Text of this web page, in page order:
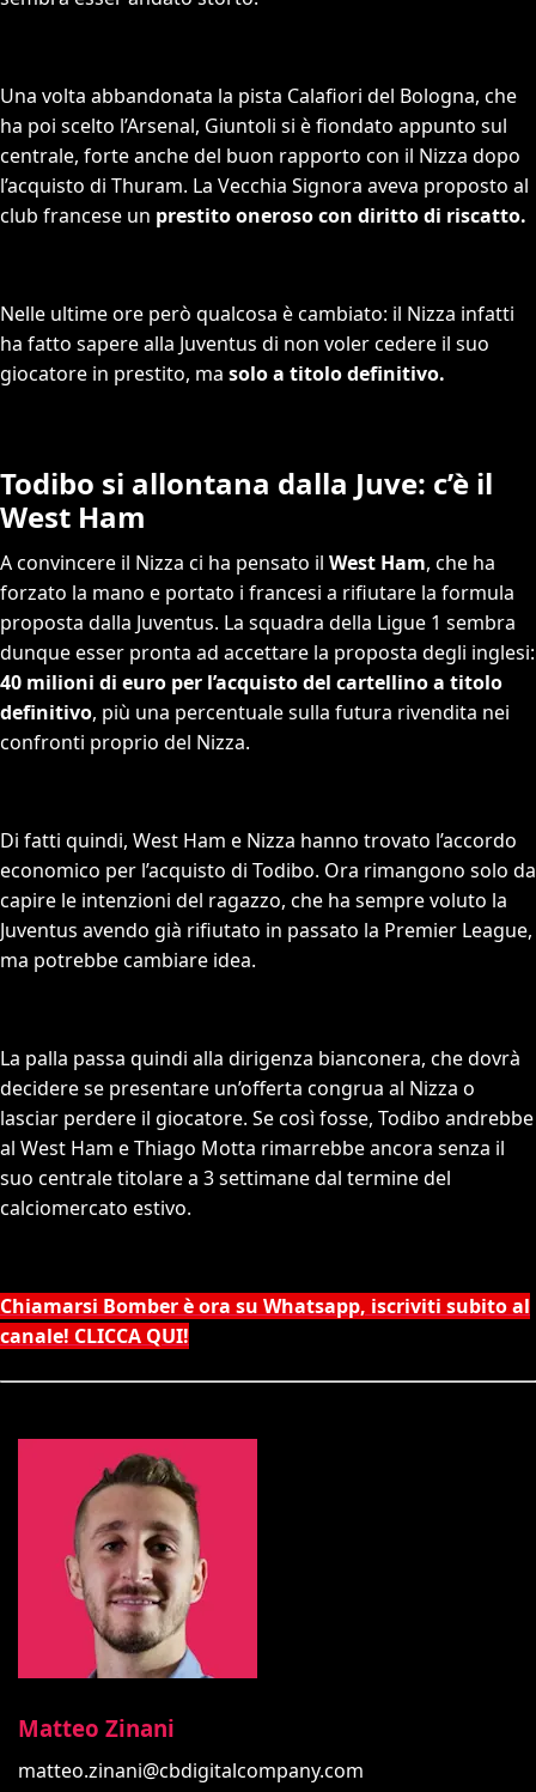
Una volta abbandonata la pista Calafiori del Bologna, che
ha poi scelto l’Arsenal, Giuntoli si è fiondato appunto sul
centrale, forte anche del buon rapporto con il Nizza dopo
l’acquisto di Thuram. La Vecchia Signora aveva proposto al
club francese un prestito oneroso con diritto di riscatto.
Nelle ultime ore però qualcosa è cambiato: il Nizza infatti
ha fatto sapere alla Juventus di non voler cedere il suo
giocatore in prestito, ma solo a titolo definitivo.
Todibo si allontana dalla Juve: c’è il
West Ham
A convincere il Nizza ci ha pensato il West Ham, che ha
forzato la mano e portato i francesi a rifiutare la formula
proposta dalla Juventus. La squadra della Ligue 1 sembra
dunque esser pronta ad accettare la proposta degli inglesi:
40 milioni di euro per l’acquisto del cartellino a titolo
definitivo, più una percentuale sulla futura rivendita nei
confronti proprio del Nizza.
Di fatti quindi, West Ham e Nizza hanno trovato l’accordo
economico per l’acquisto di Todibo. Ora rimangono solo da
capire le intenzioni del ragazzo, che ha sempre voluto la
Juventus avendo già rifiutato in passato la Premier League,
ma potrebbe cambiare idea.
La palla passa quindi alla dirigenza bianconera, che dovrà
decidere se presentare un’offerta congrua al Nizza o
lasciar perdere il giocatore. Se così fosse, Todibo andrebbe
al West Ham e Thiago Motta rimarrebbe ancora senza il
suo centrale titolare a 3 settimane dal termine del
calciomercato estivo.
Chiamarsi Bomber è ora su Whatsapp, iscriviti subito al
canale! CLICCA QUI!
Matteo Zinani
matteo.zinani@cbdigitalcompany.com